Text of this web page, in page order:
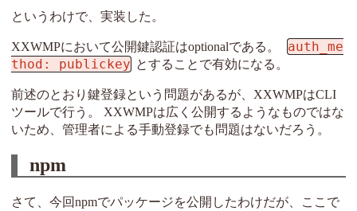
というわけで、実装した。
XXWMPにおいて公開鍵認証はoptionalである。
auth_me
thod: publickey とすることで有効になる。
前述のとおり鍵登録という問題があるが、XXWMPはCLI
ツールで行う。 XXWMPは広く公開するようなものではな
いため、管理者による手動登録でも問題はないだろう。
npm
さて、今回npmでパッケージを公開したわけだが、ここで